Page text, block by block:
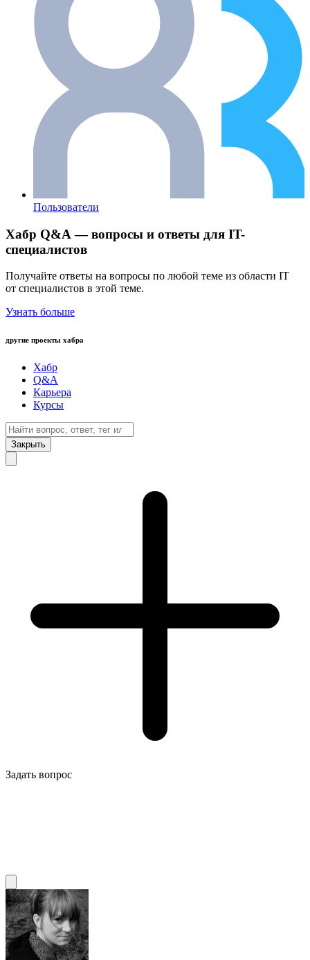
Пользователи
Хабр Q&A — вопросы и ответы для IT-
специалистов
Получайте ответы на вопросы по любой теме из области IT
от специалистов в этой теме.
Узнать больше
другие проекты хабра
Хабр
Q&A
Карьера
Курсы
Закрыть
Задать вопрос